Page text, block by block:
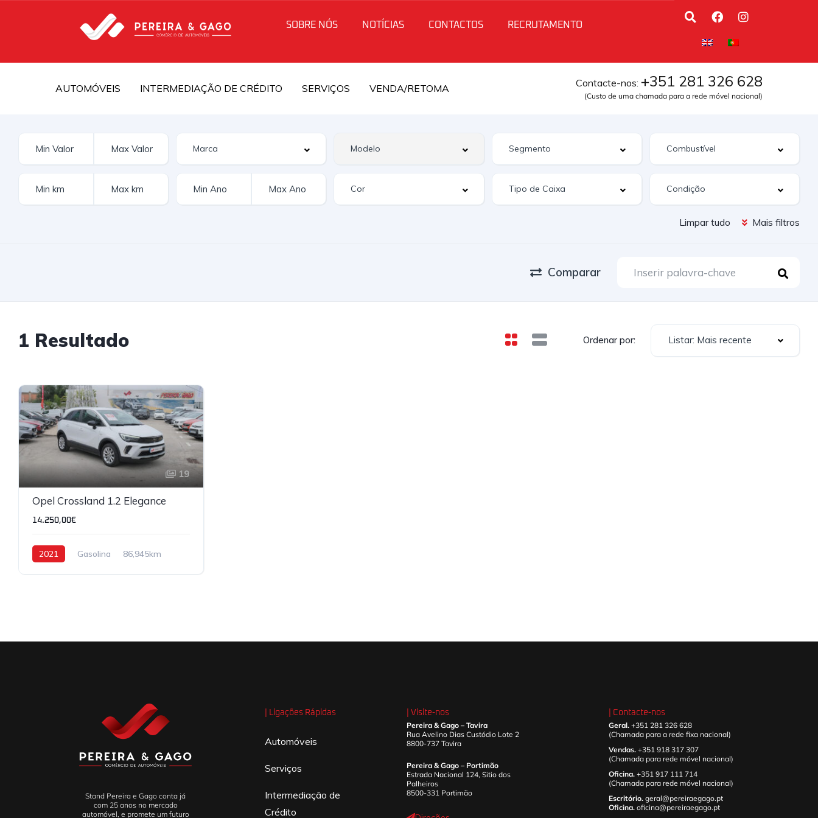
SOBRE NÓS NOTÍCIAS CONTACTOS RECRUTAMENTO
AUTOMÓVEIS INTERMEDIAÇÃO DE CRÉDITO SERVIÇOS VENDA/RETOMA Contacte-nos: +351 281 326 628
(Custo de uma chamada para a rede móvel nacional)
Limpar tudo Mais filtros
Comparar
1 Resultado Ordenar por: Listar: Mais recente
19
Opel Crossland 1.2 Elegance
14.250,00€
2021 Gasolina 86,945km
Stand Pereira e Gago conta já
com 25 anos no mercado
automóvel, e promete um futuro
| Ligações Rápidas
Automóveis
Serviços
Intermediação de
Crédito
| Visite-nos
Pereira & Gago – Tavira
Rua Avelino Dias Custódio Lote 2
8800-737 Tavira
Pereira & Gago – Portimão
Estrada Nacional 124, Sitio dos
Palheiros
8500-331 Portimão
| Contacte-nos
Geral. +351 281 326 628
(Chamada para a rede fixa nacional)
Vendas. +351 918 317 307
(Chamada para rede móvel nacional)
Oficina. +351 917 111 714
(Chamada para rede móvel nacional)
Escritório. geral@pereiraegago.pt
Oficina. oficina@pereiraegago.pt